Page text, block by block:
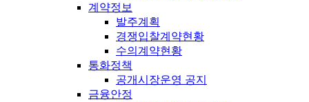
계약정보
발주계획
경쟁입찰계약현황
수의계약현황
통화정책
공개시장운영 공지
금융안정